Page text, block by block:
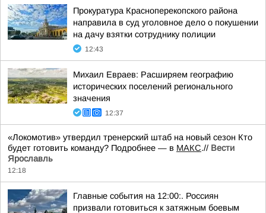
Прокуратура Красноперекопского района
направила в суд уголовное дело о покушении
на дачу взятки сотруднику полиции
12:43
Михаил Евраев: Расширяем географию
исторических поселений регионального
значения
12:37
«Локомотив» утвердил тренерский штаб на новый сезон Кто
будет готовить команду? Подробнее — в МАКС.// Вести
Ярославль
12:18
Главные события на 12:00:. Россиян
призвали готовиться к затяжным боевым